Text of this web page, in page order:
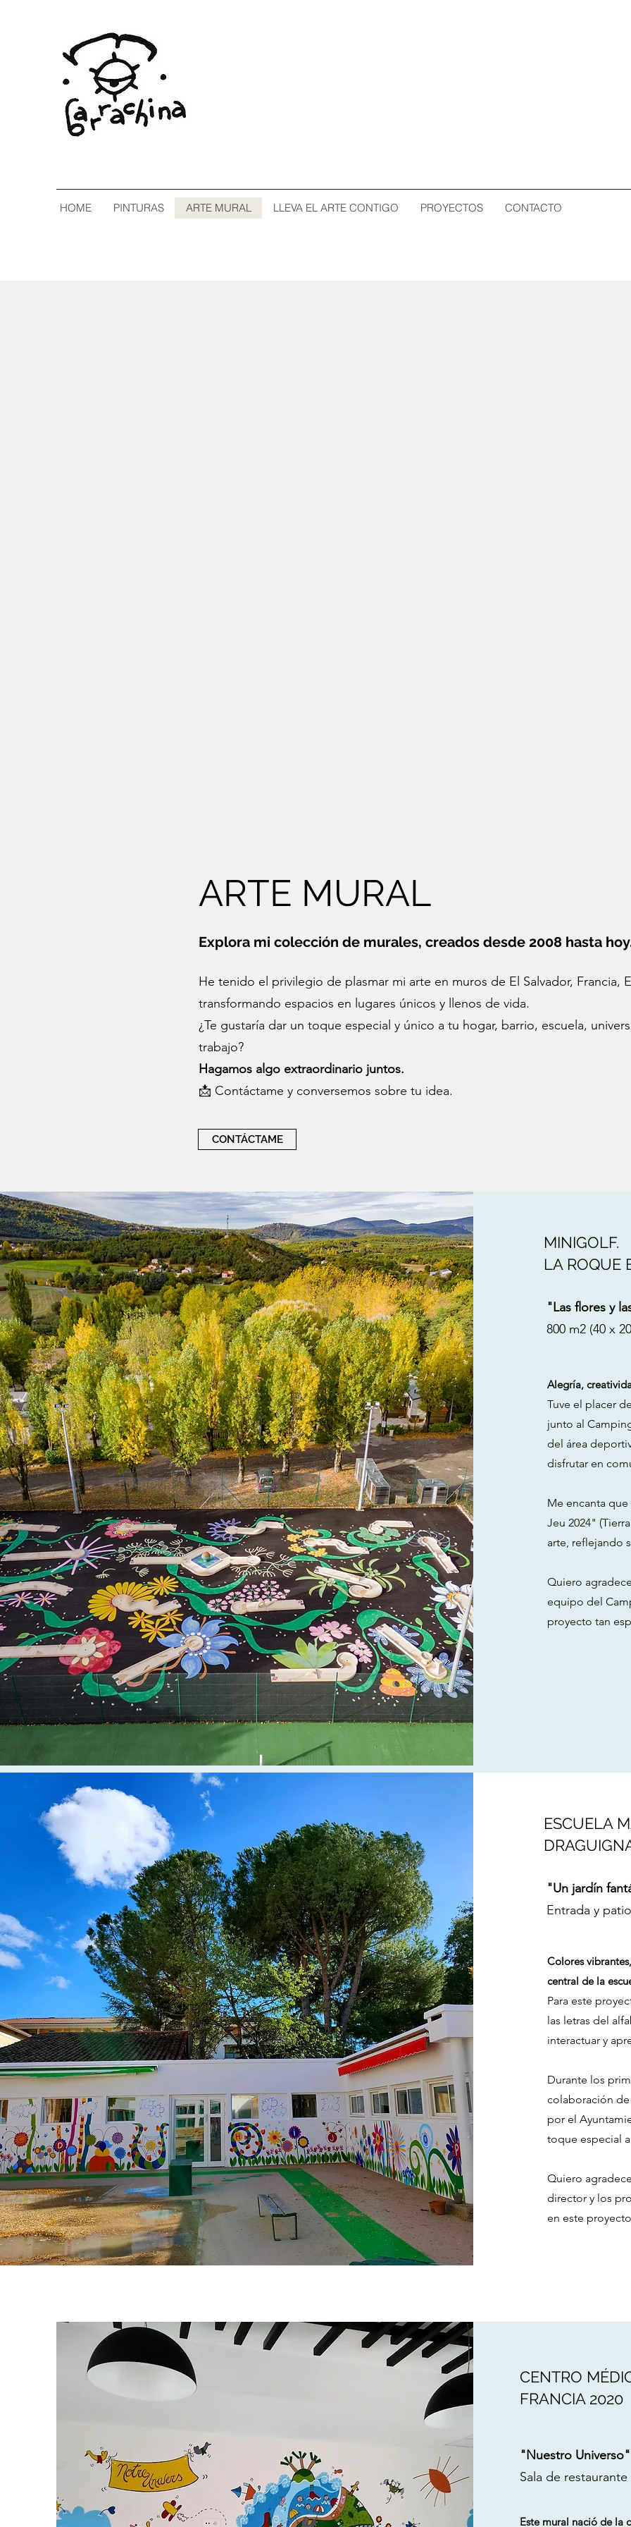
HOME PINTURAS ARTE MURAL LLEVA EL ARTE CONTIGO PROYECTOS CONTACTO
ARTE MURAL
Explora mi colección de murales, creados desde 2008 hasta
He tenido el privilegio de plasmar mi arte en muros de El Salvador, Francia,
transformando espacios en lugares únicos y llenos de vida.
¿Te gustaría dar un toque especial y único a tu hogar, barrio, escuela,
trabajo?
Hagamos algo extraordinario juntos.
📩 Contáctame y conversemos sobre tu idea.
CONTÁCTAME
MINIGOLF.
LA ROQUE
"Las flores y
800 m2 (40 x
Alegría,
Tuve el placer
junto al
del área
disfrutar en
Me encanta
Jeu 2024"
arte, reflejando
Quiero
equipo del
proyecto tan
ESCUELA
"Un jardín
Entrada y
Colores
central de la
Para este
las letras del
interactuar y
Durante los
colaboración
por el
toque especial
Quiero
director y los
en este
CENTRO
FRANCIA 2020
"Nuestro Universo"
Sala de restaurante
Este mural nació de la